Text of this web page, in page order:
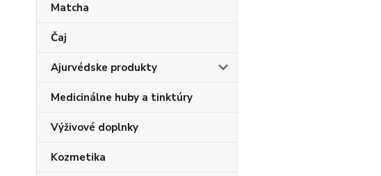
Matcha
Čaj
Ajurvédske produkty
Medicinálne huby a tinktúry
Výživové doplnky
Kozmetika